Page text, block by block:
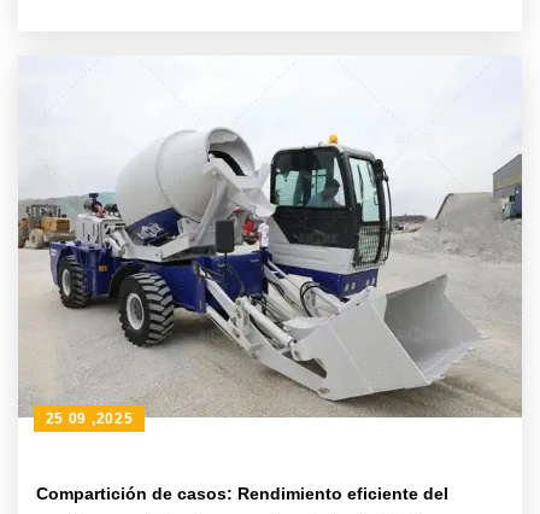
Compartición de casos: Rendimiento eficiente del
25 09 ,2025